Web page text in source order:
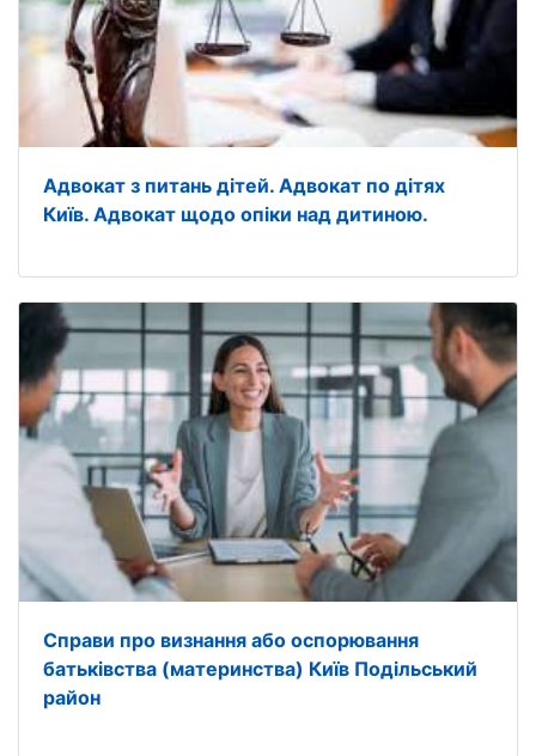
Адвокат з питань дітей. Адвокат по дітях
Київ. Адвокат щодо опіки над дитиною.
Справи про визнання або оспорювання
батьківства (материнства) Київ Подільський
район